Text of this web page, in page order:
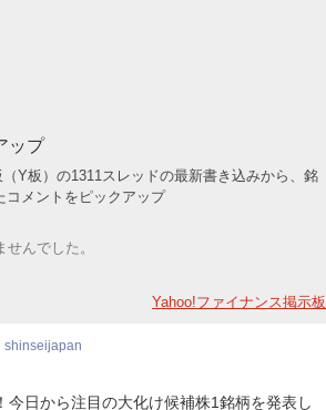
ップ
Y板）の1311スレッドの最新書き込みから、銘
コメントをピックアップ
んでした。
Yahoo!ファイナンス掲示板
shinseijapan
今日から注目の大化け候補株1銘柄を発表し